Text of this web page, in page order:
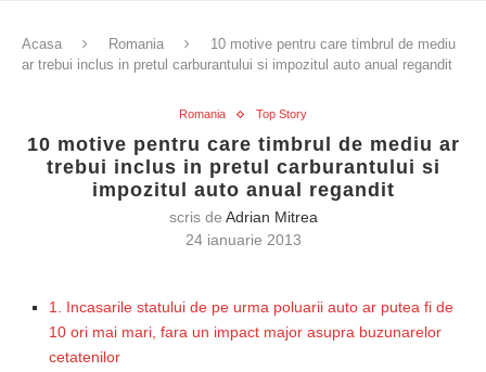
Acasa Romania
10 motive pentru care timbrul de mediu
ar trebui inclus in pretul carburantului si impozitul auto anual regandit
Romania Top Story
10 motive pentru care timbrul de mediu ar
trebui inclus in pretul carburantului si
impozitul auto anual regandit
scris de Adrian Mitrea
24 ianuarie 2013
1. Incasarile statului de pe urma poluarii auto ar putea fi de
10 ori mai mari, fara un impact major asupra buzunarelor
cetatenilor